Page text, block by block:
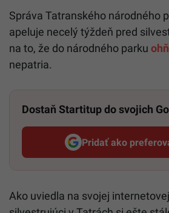
Správa Tatranského národného
apeluje necelý týždeň pred
na to, že do národného parku
nepatria.
Dostaň Startitup do svojich
Pridať ako
Ako uviedla na svojej